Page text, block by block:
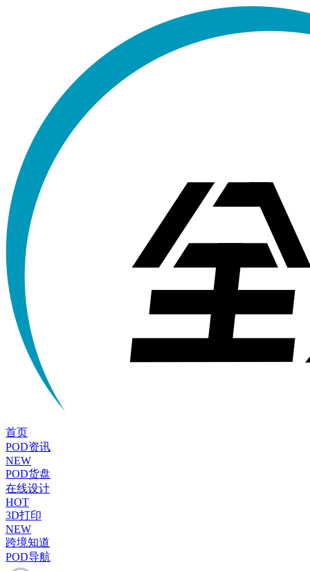
首页
POD资讯
NEW
POD货盘
在线设计
HOT
3D打印
NEW
跨境知道
POD导航